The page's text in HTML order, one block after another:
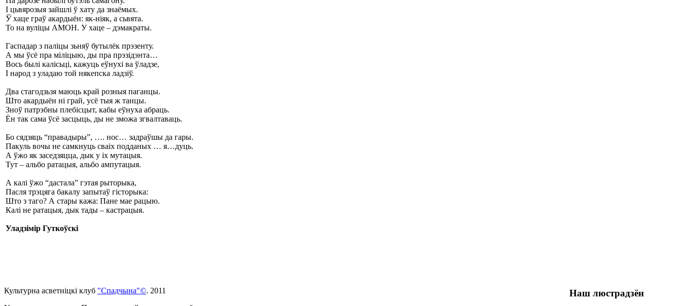
І цьвярозыя зайшлі ў хату да знаёмых.
Ў хаце граў акардыён: як-ніяк, а сьвята.
То на вуліцы АМОН. У хаце – дэмакраты.
Гаспадар з паліцы зьняў бутылёк прэзенту.
А мы ўсё пра міліцыю, ды пра прэзідэнта…
Вось былі калісьці, кажуць еўнухі ва ўладзе,
І народ з уладаю той някепска ладзіў.
Два стагодзьзя маюць край розныя паганцы.
Што акардыён ні грай, усё тыя ж танцы.
Зноў патрэбны плебісцыт, кабы еўнуха абраць.
Ён так сама ўсё засцыць, ды не зможа згвалтаваць.
Бо сядзяць “правадыры”, …. нос… задраўшы да гары.
Пакуль вочы не самкнуць сваіх подданых … я…дуць.
А ўжо як заседзяцца, дык у іх мутацыя.
Тут – альбо ратацыя, альбо ампутацыя.
А калі ўжо “дастала” гэтая рыторыка,
Пасля трэцяга бакалу запытаў гісторыка:
Што з таго? А стары кажа: Пане мае рацыю.
Калі не ратацыя, дык тады – кастрацыя.
Уладзімір Гуткоўскі
Наш люстрадзён
Культурна асветнiцкi клуб "Спадчына"©. 2011